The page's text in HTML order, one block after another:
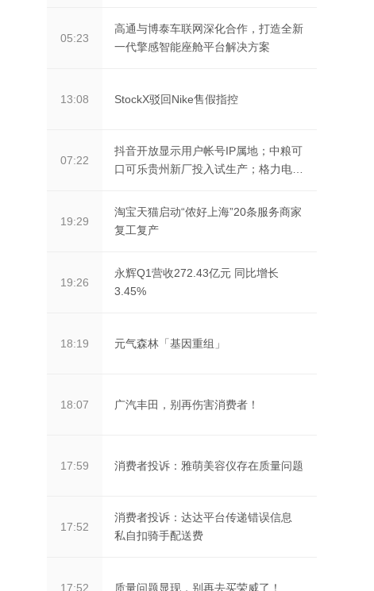
05:23
高通与博泰车联网深化合作，打造全新
一代擎感智能座舱平台解决方案
13:08 StockX驳回Nike售假指控
07:22
抖音开放显示用户帐号IP属地；中粮可
口可乐贵州新厂投入试生产；格力电
19:29
淘宝天猫启动“侬好上海”20条服务商家
复工复产
19:26
永辉Q1营收272.43亿元 同比增长
3.45%
18:19 元气森林「基因重组」
18:07 广汽丰田，别再伤害消费者！
17:59 消费者投诉：雅萌美容仪存在质量问题
17:52
消费者投诉：达达平台传递错误信息
私自扣骑手配送费
17:52 质量问题显现，别再去买荣威了！